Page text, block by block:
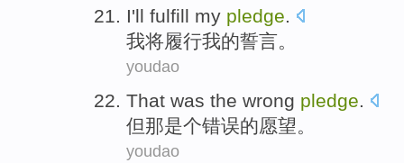
I'll fulfill my pledge.
我将履行我的誓言。
youdao
That was the wrong pledge.
但那是个错误的愿望。
youdao